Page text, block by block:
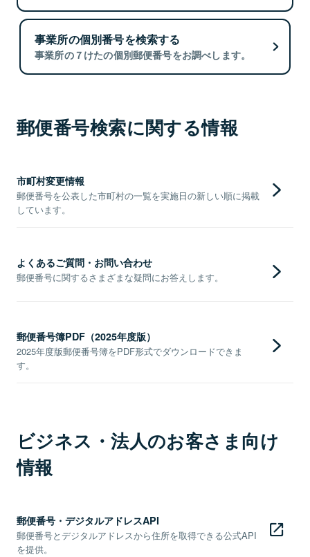
事業所の個別番号を検索する
事業所の７けたの個別郵便番号をお調べします。
郵便番号検索に関する情報
市町村変更情報
郵便番号を公表した市町村の一覧を実施日の新しい順に掲載
しています。
よくあるご質問・お問い合わせ
郵便番号に関するさまざまな疑問にお答えします。
郵便番号簿PDF（2025年度版）
2025年度版郵便番号簿をPDF形式でダウンロードできま
す。
ビジネス・法人のお客さま向け
情報
郵便番号・デジタルアドレスAPI
郵便番号とデジタルアドレスから住所を取得できる公式API
を提供。